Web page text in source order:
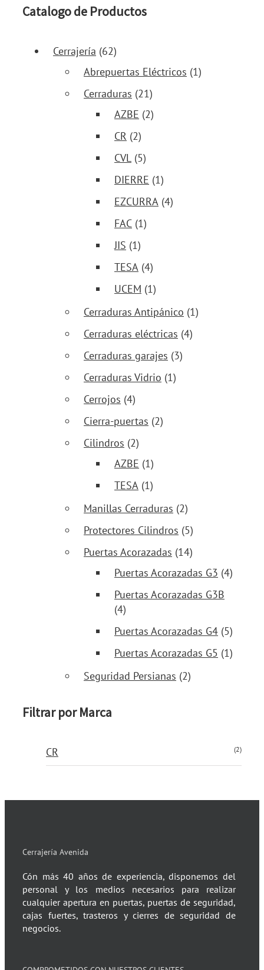
Catalogo de Productos
Cerrajería (62)
Abrepuertas Eléctricos (1)
Cerraduras (21)
AZBE (2)
CR (2)
CVL (5)
DIERRE (1)
EZCURRA (4)
FAC (1)
JIS (1)
TESA (4)
UCEM (1)
Cerraduras Antipánico (1)
Cerraduras eléctricas (4)
Cerraduras garajes (3)
Cerraduras Vidrio (1)
Cerrojos (4)
Cierra-puertas (2)
Cilindros (2)
AZBE (1)
TESA (1)
Manillas Cerraduras (2)
Protectores Cilindros (5)
Puertas Acorazadas (14)
Puertas Acorazadas G3 (4)
Puertas Acorazadas G3B
(4)
Puertas Acorazadas G4 (5)
Puertas Acorazadas G5 (1)
Seguridad Persianas (2)
Filtrar por Marca
CR (2)
Cerrajería Avenida
Cón más 40 años de experiencia, disponemos del
personal y los medios necesarios para realizar
cualquier apertura en puertas, puertas de seguridad,
cajas fuertes, trasteros y cierres de seguridad de
negocios.